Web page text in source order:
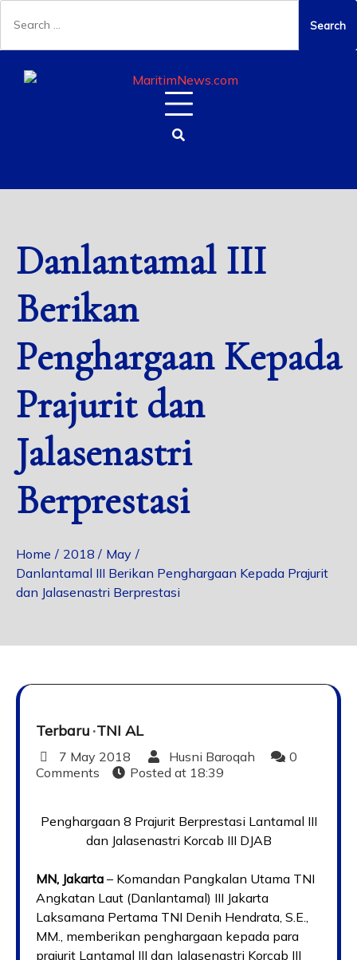
Danlantamal III
Berikan
Penghargaan Kepada
Prajurit dan
Jalasenastri
Berprestasi
Home 2018
May
Danlantamal III Berikan Penghargaan Kepada Prajurit
dan Jalasenastri Berprestasi
Terbaru TNI AL
7 May 2018 Husni Baroqah
0
Comments
Posted at 18:39
Penghargaan 8 Prajurit Berprestasi Lantamal III
dan Jalasenastri Korcab III DJAB
MN, Jakarta – Komandan Pangkalan Utama TNI
Angkatan Laut (Danlantamal) III Jakarta
Laksamana Pertama TNI Denih Hendrata, S.E.,
MM., memberikan penghargaan kepada para
prajurit Lantamal III dan Jalasenastri Korcab III